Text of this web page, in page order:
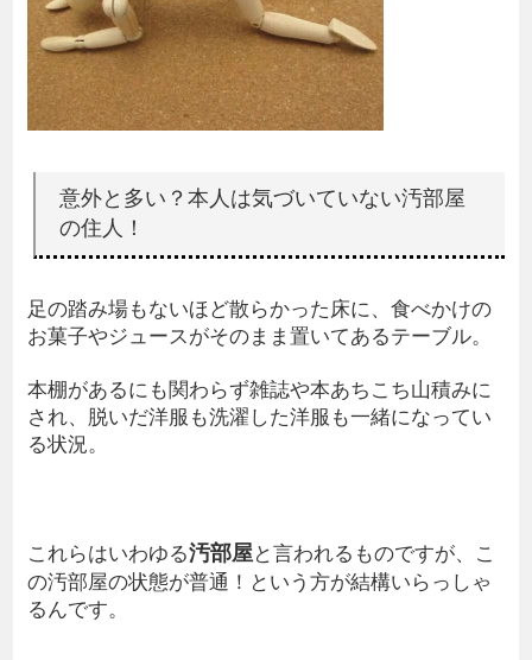
意外と多い？本人は気づいていない汚部屋
の住人！
足の踏み場もないほど散らかった床に、食べかけの
お菓子やジュースがそのまま置いてあるテーブル。
本棚があるにも関わらず雑誌や本あちこち山積みに
され、脱いだ洋服も洗濯した洋服も一緒になってい
る状況。
これらはいわゆる汚部屋と言われるものですが、こ
の汚部屋の状態が普通！という方が結構いらっしゃ
るんです。